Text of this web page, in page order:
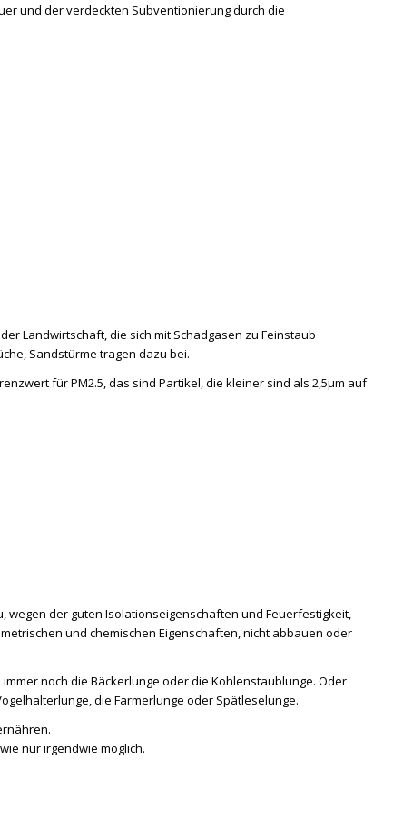
und der verdeckten Subventionierung durch die
Landwirtschaft, die sich mit Schadgasen zu Feinstaub
Sandstürme tragen dazu bei.
für PM2.5, das sind Partikel, die kleiner sind als 2,5µm auf
der guten Isolationseigenschaften und Feuerfestigkeit,
und chemischen Eigenschaften, nicht abbauen oder
noch die Bäckerlunge oder die Kohlenstaublunge. Oder
die Farmerlunge oder Spätleselunge.
nur irgendwie möglich.